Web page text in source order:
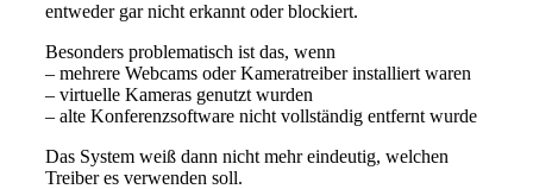
entweder gar nicht erkannt oder blockiert.
Besonders problematisch ist das, wenn
– mehrere Webcams oder Kameratreiber installiert waren
– virtuelle Kameras genutzt wurden
– alte Konferenzsoftware nicht vollständig entfernt wurde
Das System weiß dann nicht mehr eindeutig, welchen
Treiber es verwenden soll.